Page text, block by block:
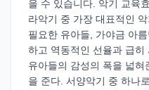
을 수 있습니다. 악기 교육
라악기 중 가장 대표적인
필요한 유아들, 가야금 아
하고 역동적인 선율과 급히
유아들의 감성의 폭을 넓
을 준다. 서양악기 중 하나